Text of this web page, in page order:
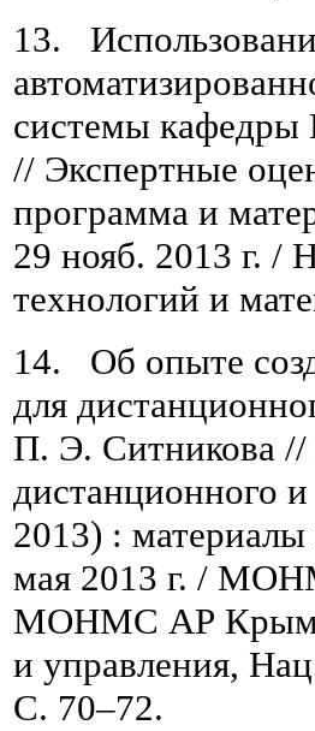
13.
системы
// Экспертные
программа и
29 нояб. 2013 г. /
технологий и
14. Об опыте
для
П. Э. Ситникова
дистанционного
2013) : материалы
мая 2013 г. /
МОНМС АР Крым,
и управления,
C. 70–72.